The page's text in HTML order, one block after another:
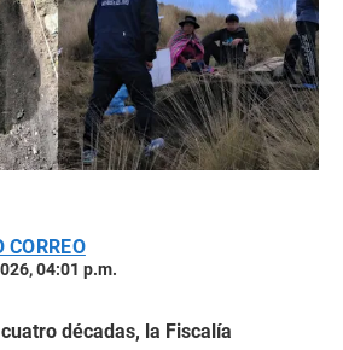
CORREO
04:01 p.m.
décadas, la Fiscalía